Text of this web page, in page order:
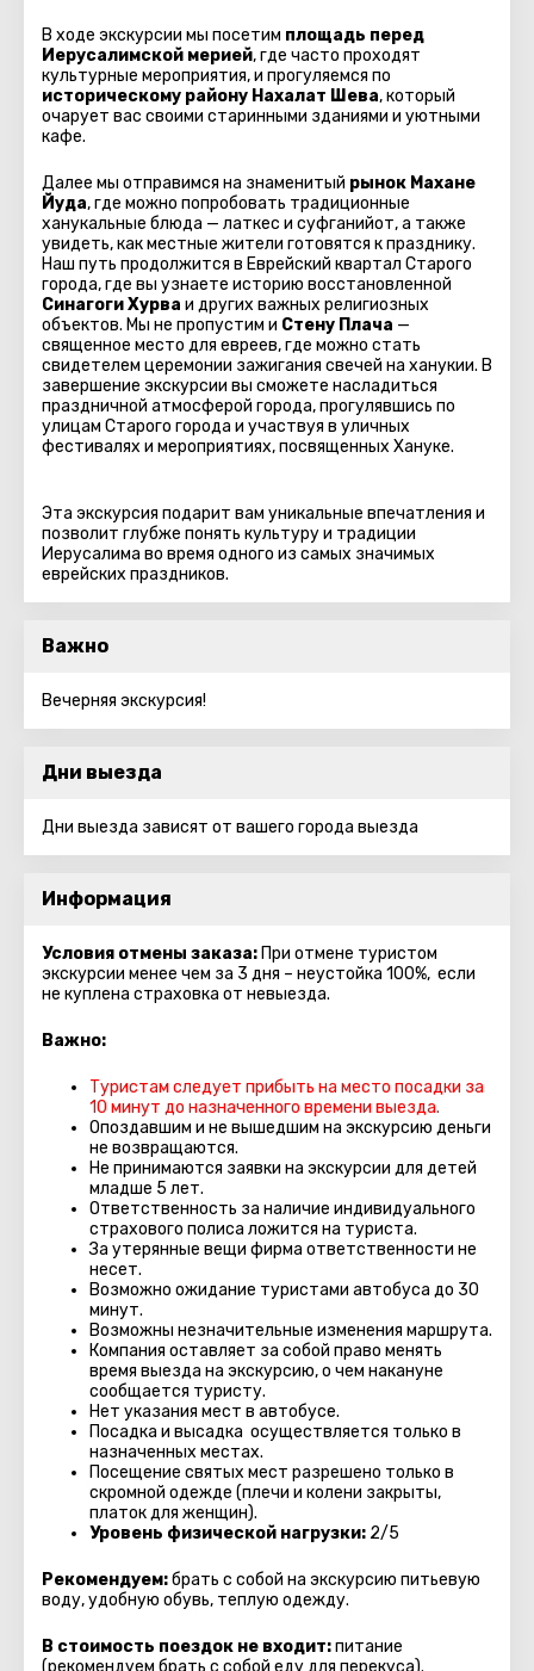
В ходе экскурсии мы посетим площадь перед
Иерусалимской мерией, где часто проходят
культурные мероприятия, и прогуляемся по
историческому району Нахалат Шева, который
очарует вас своими старинными зданиями и уютными
кафе.
Далее мы отправимся на знаменитый рынок Махане
Йуда, где можно попробовать традиционные
ханукальные блюда — латкес и суфганийот, а также
увидеть, как местные жители готовятся к празднику.
Наш путь продолжится в Еврейский квартал Старого
города, где вы узнаете историю восстановленной
Синагоги Хурва и других важных религиозных
объектов. Мы не пропустим и Стену Плача —
священное место для евреев, где можно стать
свидетелем церемонии зажигания свечей на ханукии. В
завершение экскурсии вы сможете насладиться
праздничной атмосферой города, прогулявшись по
улицам Старого города и участвуя в уличных
фестивалях и мероприятиях, посвященных Хануке.
Эта экскурсия подарит вам уникальные впечатления и
позволит глубже понять культуру и традиции
Иерусалима во время одного из самых значимых
еврейских праздников.
Важно
Вечерняя экскурсия!
Дни выезда
Дни выезда зависят от вашего города выезда
Информация
Условия отмены заказа: При отмене туристом
экскурсии менее чем за 3 дня – неустойка 100%, если
не куплена страховка от невыезда.
Важно:
Туристам следует прибыть на место посадки за
10 минут до назначенного времени выезда.
Опоздавшим и не вышедшим на экскурсию деньги
не возвращаются.
Не принимаются заявки на экскурсии для детей
младше 5 лет.
Ответственность за наличие индивидуального
страхового полиса ложится на туриста.
За утерянные вещи фирма ответственности не
несет.
Возможно ожидание туристами автобуса до 30
минут.
Возможны незначительные изменения маршрута.
Компания оставляет за собой право менять
время выезда на экскурсию, о чем накануне
сообщается туристу.
Нет указания мест в автобуcе.
Посадка и высадка осуществляется только в
назначенных местах.
Посещение святых мест разрешено только в
скромной одежде (плечи и колени закрыты,
платок для женщин).
Уровень физической нагрузки: 2/5
Рекомендуем:брать с собой на экскурсию питьевую
воду, удобную обувь, теплую одежду.
В стоимость поездок не входит:питание
(рекомендуем брать с собой еду для перекуса).